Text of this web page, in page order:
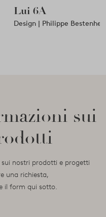
Lui 5S
Design | Philippe
sui
nostri prodotti e progetti
una richiesta,
il form qui sotto.